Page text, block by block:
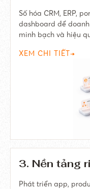
Số hóa CRM, ERP,
dashboard để
minh bạch và hiệu
XEM CHI TIẾT→
3. Nền tảng
Phát triển app,